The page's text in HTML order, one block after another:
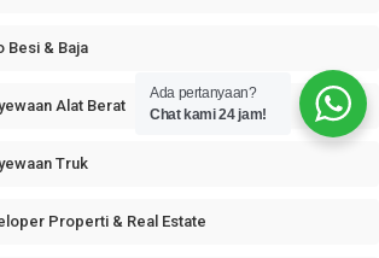
Besi & Baja
Alat Berat
Truk
Properti & Real Estate
Ada pertanyaan?
Chat kami 24 jam!